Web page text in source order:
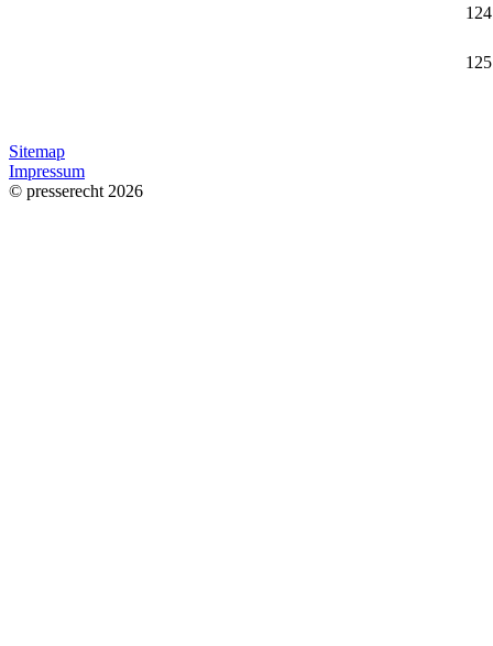
124
125
Sitemap
Impressum
© presserecht 2026